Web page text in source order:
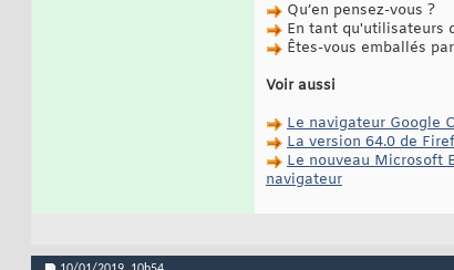
Qu’en pensez-vous ?
En tant qu'utilisateurs
Êtes-vous emballés
Voir aussi
Le navigateur Google
La version 64.0 de
Le nouveau Microsoft
navigateur